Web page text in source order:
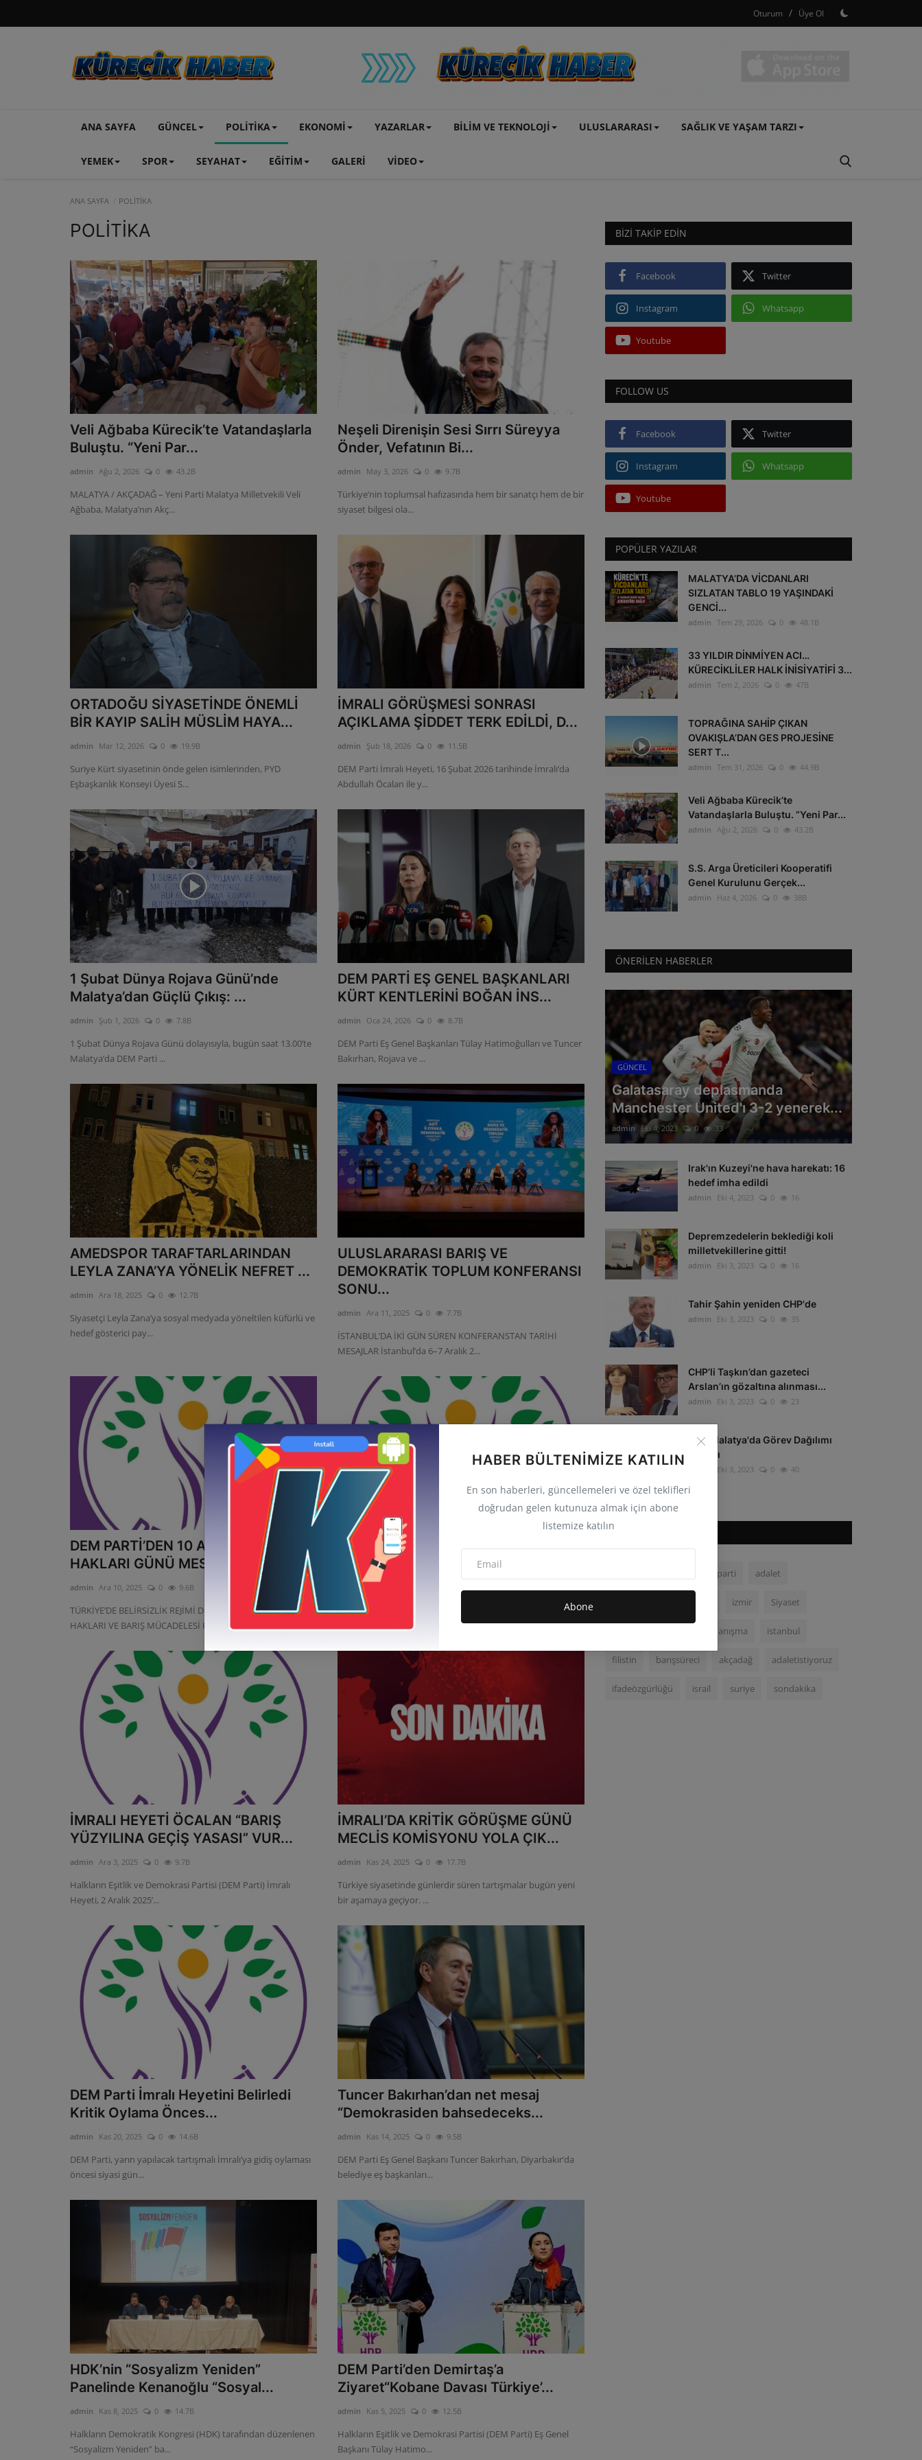
Oturum / Üye Ol
ANA SAYFA GÜNCEL POLİTİKA EKONOMİ YAZARLAR BİLİM VE TEKNOLOJİ ULUSLARARASI SAĞLIK VE YAŞAM TARZI
YEMEK SPOR SEYAHAT EĞİTİM GALERİ VİDEO
HABER BÜLTENIMIZE KATILIN
En son haberleri, güncellemeleri ve özel teklifleri
doğrudan gelen kutunuza almak için abone
listemize katılın
Abone
ANA SAYFA POLİTİKA
POLİTİKA
Veli Ağbaba Kürecik’te Vatandaşlarla
Buluştu. “Yeni Par...
admin Ağu 2, 2026 0 43.2B
MALATYA / AKÇADAĞ – Yeni Parti Malatya Milletvekili Veli
Ağbaba, Malatya’nın Akç...
Neşeli Direnişin Sesi Sırrı Süreyya
Önder, Vefatının Bi...
admin May 3, 2026 0 9.7B
Türkiye’nin toplumsal hafızasında hem bir sanatçı hem de bir
siyaset bilgesi ola...
ORTADOĞU SİYASETİNDE ÖNEMLİ
BİR KAYIP SALİH MÜSLİM HAYA...
admin Mar 12, 2026 0 19.9B
Suriye Kürt siyasetinin önde gelen isimlerinden, PYD
Eşbaşkanlık Konseyi Üyesi S...
İMRALI GÖRÜŞMESİ SONRASI
AÇIKLAMA ŞİDDET TERK EDİLDİ, D...
admin Şub 18, 2026 0 11.5B
DEM Parti İmralı Heyeti, 16 Şubat 2026 tarihinde İmralı’da
Abdullah Öcalan ile y...
1 Şubat Dünya Rojava Günü’nde
Malatya’dan Güçlü Çıkış: ...
admin Şub 1, 2026 0 7.8B
1 Şubat Dünya Rojava Günü dolayısıyla, bugün saat 13.00’te
Malatya’da DEM Parti ...
DEM PARTİ EŞ GENEL BAŞKANLARI
KÜRT KENTLERİNİ BOĞAN İNS...
admin Oca 24, 2026 0 8.7B
DEM Parti Eş Genel Başkanları Tülay Hatimoğulları ve Tuncer
Bakırhan, Rojava ve ...
AMEDSPOR TARAFTARLARINDAN
LEYLA ZANA’YA YÖNELİK NEFRET ...
admin Ara 18, 2025 0 12.7B
Siyasetçi Leyla Zana’ya sosyal medyada yöneltilen küfürlü ve
hedef gösterici pay...
ULUSLARARASI BARIŞ VE
DEMOKRATİK TOPLUM KONFERANSI
SONU...
admin Ara 11, 2025 0 7.7B
İSTANBUL’DA İKİ GÜN SÜREN KONFERANSTAN TARİHİ
MESAJLAR İstanbul’da 6–7 Aralık 2...
DEM PARTİ’DEN 10 ARALIK İNSAN
HAKLARI GÜNÜ MESAJI “BARI...
admin Ara 10, 2025 0 9.6B
TÜRKİYE’DE BELİRSİZLİK REJİMİ DERİNLEŞİYOR; İNSAN
HAKLARI VE BARIŞ MÜCADELESİ HA...
DEM PARTİ’DEN İMRALI TUTANAĞI
TEPKİSİ “ÖCALAN’IN SÖZLER...
admin
DEM Parti’nin Milli Dayanışma, Kardeşlik ve Demokrasi
Komisyonu üyesi milletveki...
İMRALI HEYETİ ÖCALAN “BARIŞ
YÜZYILINA GEÇİŞ YASASI” VUR...
admin Ara 3, 2025 0 9.7B
Halkların Eşitlik ve Demokrasi Partisi (DEM Parti) İmralı
Heyeti, 2 Aralık 2025’...
İMRALI’DA KRİTİK GÖRÜŞME GÜNÜ
MECLİS KOMİSYONU YOLA ÇIK...
admin Kas 24, 2025 0 17.7B
Türkiye siyasetinde günlerdir süren tartışmalar bugün yeni
bir aşamaya geçiyor. ...
DEM Parti İmralı Heyetini Belirledi
Kritik Oylama Önces...
admin Kas 20, 2025 0 14.6B
DEM Parti, yarın yapılacak tartışmalı İmralı’ya gidiş oylaması
öncesi siyasi gün...
Tuncer Bakırhan’dan net mesaj
“Demokrasiden bahsedeceks...
admin Kas 14, 2025 0 9.5B
DEM Parti Eş Genel Başkanı Tuncer Bakırhan, Diyarbakır’da
belediye eş başkanları...
HDK’nin “Sosyalizm Yeniden”
Panelinde Kenanoğlu “Sosyal...
admin Kas 8, 2025 0 14.7B
Halkların Demokratik Kongresi (HDK) tarafından düzenlenen
“Sosyalizm Yeniden” ba...
DEM Parti’den Demirtaş’a
Ziyaret“Kobane Davası Türkiye’...
admin Kas 5, 2025 0 12.5B
Halkların Eşitlik ve Demokrasi Partisi (DEM Parti) Eş Genel
Başkanı Tülay Hatimo...
BIZI TAKIP EDIN
Facebook Twitter
Instagram Whatsapp
Youtube
FOLLOW US
Facebook Twitter
Instagram Whatsapp
Youtube
POPÜLER YAZILAR
MALATYA’DA VİCDANLARI
SIZLATAN TABLO 19 YAŞINDAKİ
GENCİ...
admin Tem 29, 2026 0 48.1B
33 YILDIR DİNMİYEN ACI…
KÜRECİKLİLER HALK İNİSİYATİFİ 3...
admin Tem 2, 2026 0 47B
TOPRAĞINA SAHİP ÇIKAN
OVAKIŞLA’DAN GES PROJESİNE
SERT T...
admin Tem 31, 2026 0 44.9B
Veli Ağbaba Kürecik’te
Vatandaşlarla Buluştu. “Yeni Par...
admin Ağu 2, 2026 0 43.2B
S.S. Arga Üreticileri Kooperatifi
Genel Kurulunu Gerçek...
admin Haz 4, 2026 0 38B
ÖNERILEN HABERLER
GÜNCEL
Galatasaray deplasmanda
Manchester United'ı 3-2 yenerek...
admin Eki 4, 2023 0 33
Irak'ın Kuzeyi'ne hava harekatı: 16
hedef imha edildi
admin Eki 4, 2023 0 16
Depremzedelerin beklediği koli
milletvekillerine gitti!
admin Eki 3, 2023 0 16
Tahir Şahin yeniden CHP'de
admin Eki 3, 2023 0 35
CHP’li Taşkın’dan gazeteci
Arslan’ın gözaltına alınması...
admin Eki 3, 2023 0 23
CHP Malatya'da Görev Dağılımı
Yapıldı
Eki 3, 2023 0 40
demparti adalet
izmir Siyaset
dayanışma istanbul
filistin barışsüreci akçadağ adaletistiyoruz
ifadeözgürlüğü israil suriye sondakika